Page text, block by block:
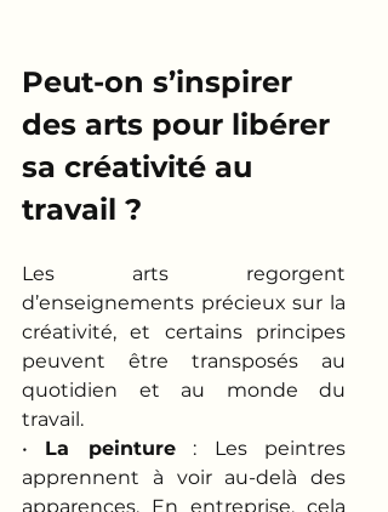
Peut-on s’inspirer
des arts pour libérer
sa créativité au
travail ?
Les arts regorgent
d’enseignements précieux sur la
créativité, et certains principes
peuvent être transposés au
quotidien et au monde du
travail.
• La peinture : Les peintres
apprennent à voir au-delà des
apparences. En entreprise, cela